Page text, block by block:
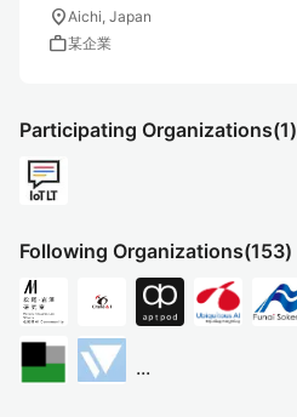
location_onAichi, Japan
work某企業
Participating Organizations(1)
Following Organizations(153)
...